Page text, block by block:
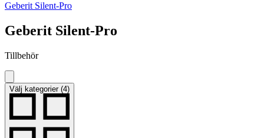
Geberit Silent-Pro
Geberit Silent-Pro
Tillbehör
Välj kategorier (4)